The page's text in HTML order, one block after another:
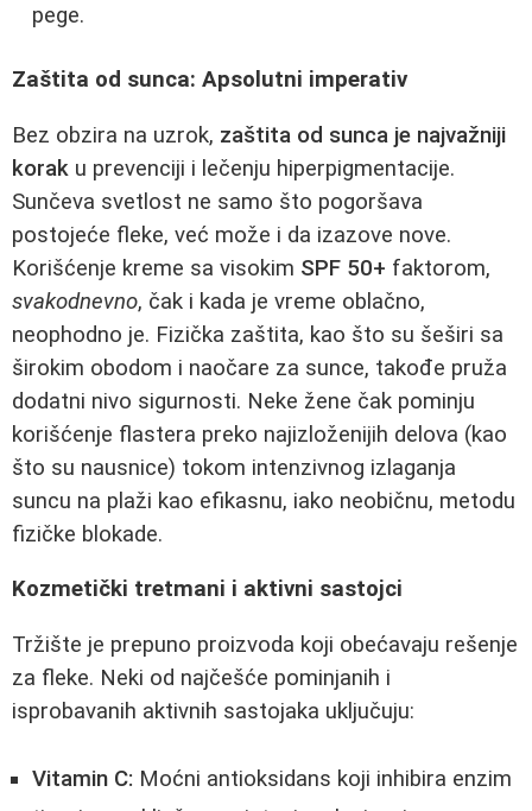
pege.
Zaštita od sunca: Apsolutni imperativ
Bez obzira na uzrok, zaštita od sunca je najvažniji
korak u prevenciji i lečenju hiperpigmentacije.
Sunčeva svetlost ne samo što pogoršava
postojeće fleke, već može i da izazove nove.
Korišćenje kreme sa visokim SPF 50+ faktorom,
svakodnevno, čak i kada je vreme oblačno,
neophodno je. Fizička zaštita, kao što su šeširi sa
širokim obodom i naočare za sunce, takođe pruža
dodatni nivo sigurnosti. Neke žene čak pominju
korišćenje flastera preko najizloženijih delova (kao
što su nausnice) tokom intenzivnog izlaganja
suncu na plaži kao efikasnu, iako neobičnu, metodu
fizičke blokade.
Kozmetički tretmani i aktivni sastojci
Tržište je prepuno proizvoda koji obećavaju rešenje
za fleke. Neki od najčešće pominjanih i
isprobavanih aktivnih sastojaka uključuju:
Vitamin C: Moćni antioksidans koji inhibira enzim